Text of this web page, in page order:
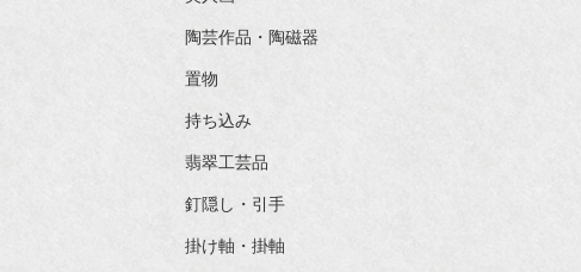
陶芸作品・陶磁器
置物
持ち込み
翡翠工芸品
釘隠し・引手
掛け軸・掛軸